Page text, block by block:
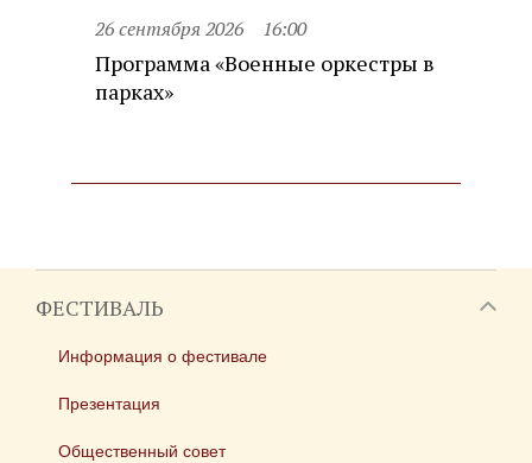
26 сентября 2026 16:00
Программа «Военные оркестры в
парках»
ФЕСТИВАЛЬ
Информация о фестивале
Презентация
Общественный совет